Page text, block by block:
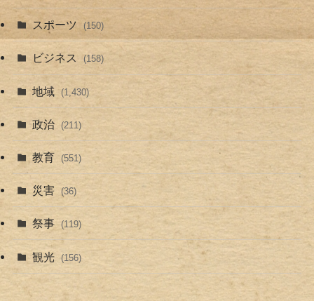
スポーツ (150)
ビジネス (158)
地域 (1,430)
政治 (211)
教育 (551)
災害 (36)
祭事 (119)
観光 (156)